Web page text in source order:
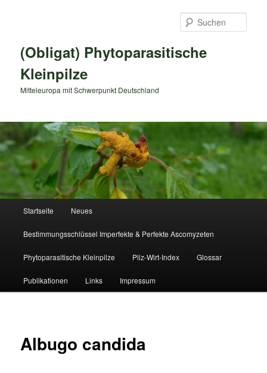
(Obligat) Phytoparasitische
Kleinpilze
Mitteleuropa mit Schwerpunkt Deutschland
Startseite Neues
Bestimmungsschlüssel Imperfekte & Perfekte Ascomyzeten
Phytoparasitische Kleinpilze Pilz-Wirt-Index Glossar
Publikationen Links Impressum
Albugo candida